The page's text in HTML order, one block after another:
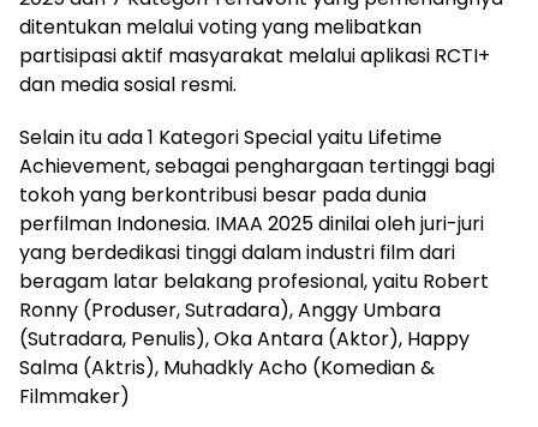
ditentukan melalui voting yang melibatkan
partisipasi aktif masyarakat melalui aplikasi RCTI+
dan media sosial resmi.
Selain itu ada 1 Kategori Special yaitu Lifetime
Achievement, sebagai penghargaan tertinggi bagi
tokoh yang berkontribusi besar pada dunia
perfilman Indonesia. IMAA 2025 dinilai oleh juri-juri
yang berdedikasi tinggi dalam industri film dari
beragam latar belakang profesional, yaitu Robert
Ronny (Produser, Sutradara), Anggy Umbara
(Sutradara, Penulis), Oka Antara (Aktor), Happy
Salma (Aktris), Muhadkly Acho (Komedian &
Filmmaker)